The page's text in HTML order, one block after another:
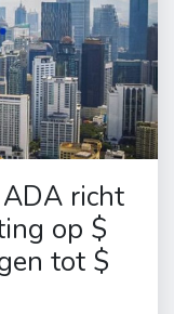
richt
op $
tot $